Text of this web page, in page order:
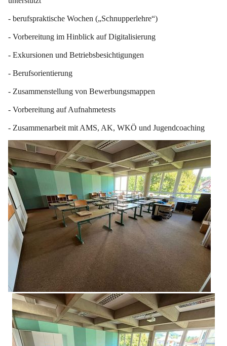
- berufspraktische Wochen („Schnupperlehre“)
- Vorbereitung im Hinblick auf Digitalisierung
- Exkursionen und Betriebsbesichtigungen
- Berufsorientierung
- Zusammenstellung von Bewerbungsmappen
- Vorbereitung auf Aufnahmetests
- Zusammenarbeit mit AMS, AK, WKÖ und Jugendcoaching